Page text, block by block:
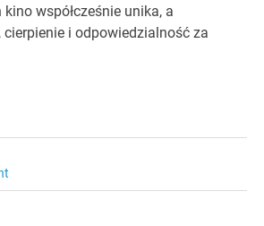
współcześnie unika, a
i odpowiedzialność za